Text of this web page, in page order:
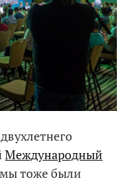
Международный
мы тоже были